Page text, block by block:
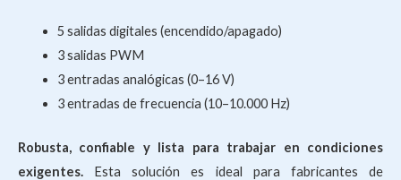
5 salidas digitales (encendido/apagado)
3 salidas PWM
3 entradas analógicas (0–16 V)
3 entradas de frecuencia (10–10.000 Hz)
Robusta, confiable y lista para trabajar en condiciones
exigentes. Esta solución es ideal para fabricantes de